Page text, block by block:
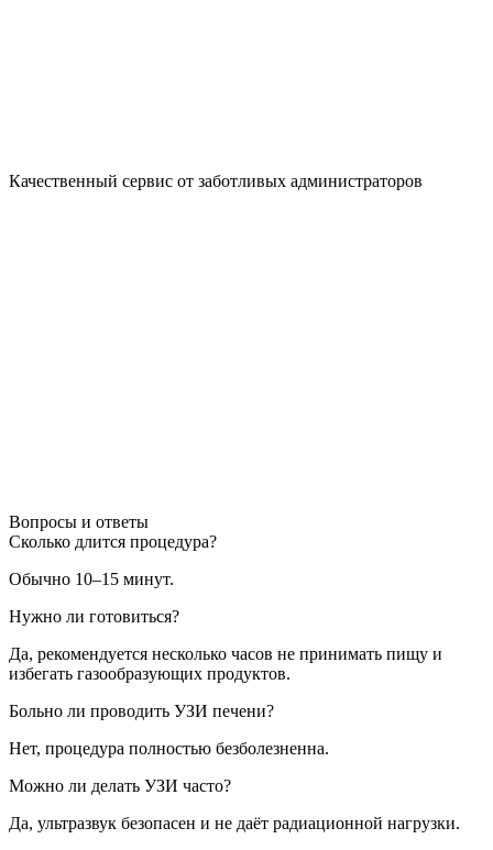
Качественный сервис от заботливых администраторов
Вопросы и ответы
Сколько длится процедура?
Обычно 10–15 минут.
Нужно ли готовиться?
Да, рекомендуется несколько часов не принимать пищу и
избегать газообразующих продуктов.
Больно ли проводить УЗИ печени?
Нет, процедура полностью безболезненна.
Можно ли делать УЗИ часто?
Да, ультразвук безопасен и не даёт радиационной нагрузки.